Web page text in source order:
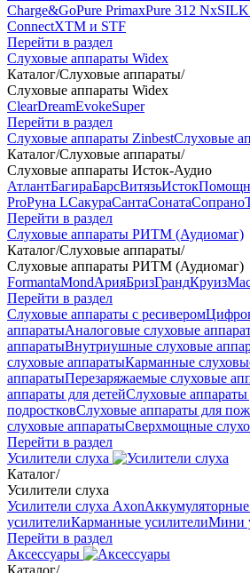
Charge&GoPure PrimaxPure 312 NxSILK
ConnectXTM и STF
Перейти в раздел
Слуховые аппараты Widex
Каталог/Слуховые аппараты/
Слуховые аппараты Widex
ClearDreamEvokeSuper
Перейти в раздел
Слуховые аппараты ZinbestСлуховые
Каталог/Слуховые аппараты/
Слуховые аппараты Исток-Аудио
АтлантБагираБарсВитязьИсток
ProРуна LСакураСантаСонатаСопрано
Перейти в раздел
Слуховые аппараты РИТМ (Аудиомаг)
Каталог/Слуховые аппараты/
Слуховые аппараты РИТМ (Аудиомаг)
FormantaMondАрияБризГрандКруиз
Перейти в раздел
Слуховые аппараты с ресивером
аппаратыАналоговые слуховые
аппаратыВнутриушные слуховые
слуховые аппаратыКарманные
аппаратыПерезаряжаемые слуховые
аппараты для детейСлуховые аппараты
подростковСлуховые аппараты для
слуховые аппаратыСверхмощные
Перейти в раздел
Усилители слуха
Каталог/
Усилители слуха
Усилители слуха Axon
усилителиКарманные усилителиМини
Перейти в раздел
Аксессуары
Каталог/